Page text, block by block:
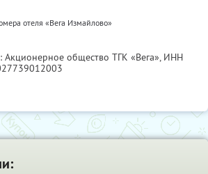
отеля «Вега Измайлово»
Акционерное общество ТГК «Вега», ИНН